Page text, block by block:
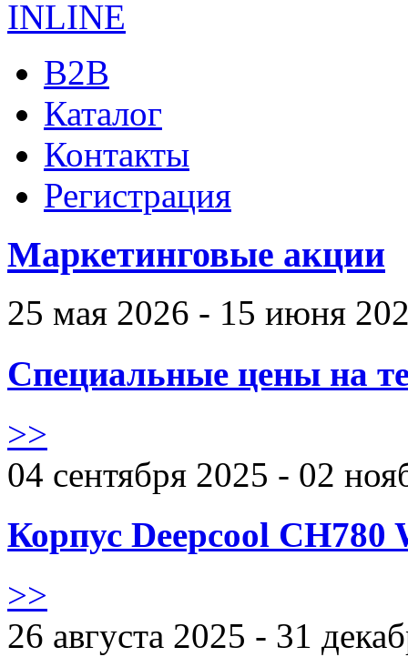
B2B
Каталог
Контакты
Регистрация
Маркетинговые акции
25 мая 2026 - 15 июня
Специальные цены на
>>
04 сентября 2025 - 02
Корпус Deepcool CH780
>>
26 августа 2025 - 31